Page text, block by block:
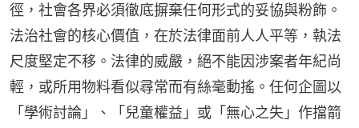
徑，社會各界必須徹底摒棄任何形式的妥協與粉飾。
法治社會的核心價值，在於法律面前人人平等，執法
尺度堅定不移。法律的威嚴，絕不能因涉案者年紀尚
輕，或所用物料看似尋常而有絲毫動搖。任何企圖以
「學術討論」、「兒童權益」或「無心之失」作擋箭